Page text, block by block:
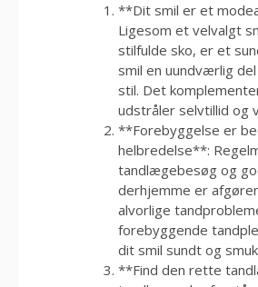
**Dit smil er et
Ligesom et velvalgt
stilfulde sko, er et
smil en uundværlig
stil. Det
udstråler selvtillid og
**Forebyggelse er
helbredelse**:
tandlægebesøg og
derhjemme er
alvorlige
forebyggende
dit smil sundt og
**Find den rette